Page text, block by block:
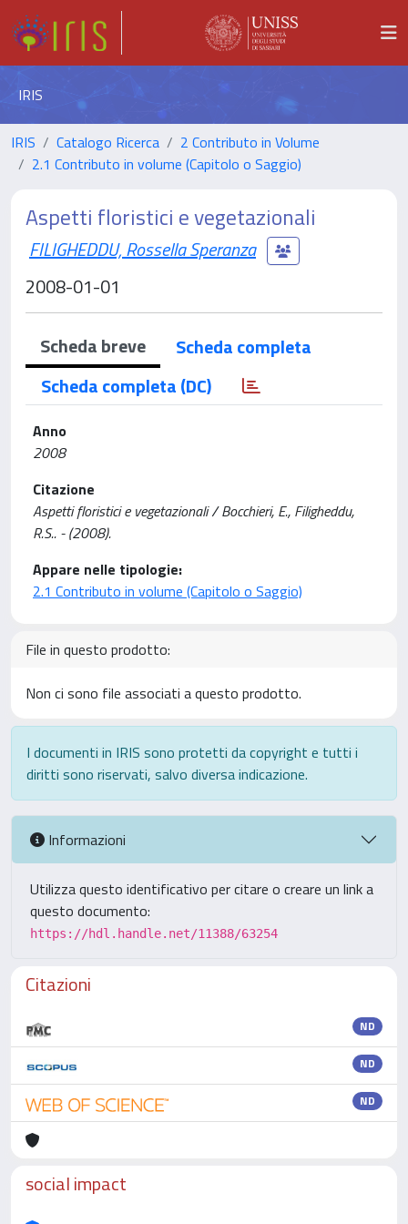
IRIS
IRIS Catalogo Ricerca
2 Contributo in Volume
2.1 Contributo in volume (Capitolo o Saggio)
Aspetti floristici e vegetazionali
FILIGHEDDU, Rossella Speranza
2008-01-01
Scheda breve
Scheda completa
Scheda completa (DC)
Anno
2008
Citazione
Aspetti floristici e vegetazionali / Bocchieri, E., Filigheddu,
R.S.. - (2008).
Appare nelle tipologie:
2.1 Contributo in volume (Capitolo o Saggio)
File in questo prodotto:
Non ci sono file associati a questo prodotto.
I documenti in IRIS sono protetti da copyright e tutti i
diritti sono riservati, salvo diversa indicazione.
Informazioni
Utilizza questo identificativo per citare o creare un link a
questo documento:
https://hdl.handle.net/11388/63254
Citazioni
ND
ND
ND
social impact